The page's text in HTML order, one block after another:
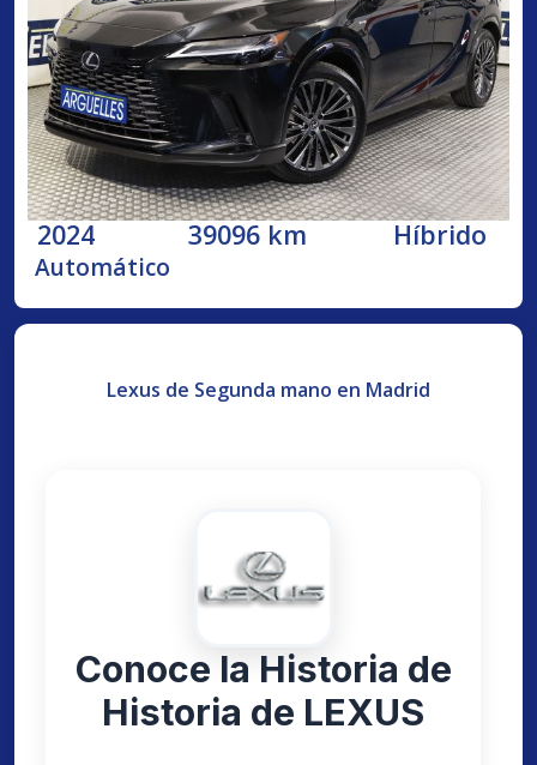
2024 39096 km Híbrido
Automático
Lexus de Segunda mano en Madrid
Conoce la Historia de
Historia de LEXUS